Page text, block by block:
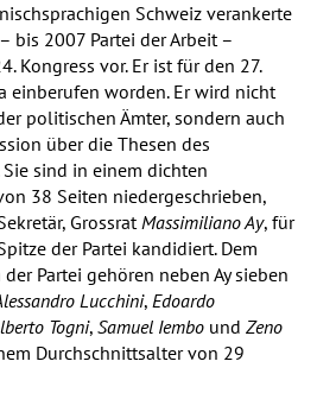
Schweiz verankerte
bis 2007 Partei der Arbeit –
Kongress vor. Er ist für den 27.
einberufen worden. Er wird nicht
politischen Ämter, sondern auch
über die Thesen des
sind in einem dichten
38 Seiten niedergeschrieben,
GrossratMassimiliano Ay, für
der Partei kandidiert. Dem
Partei gehören neben Ay sieben
Lucchini, Edoardo
Togni, Samuel Iembound Zeno
Durchschnittsalter von 29